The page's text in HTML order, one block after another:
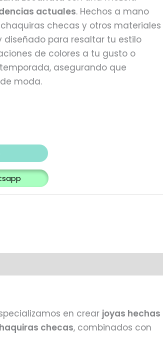
actuales. Hechos a mano
chaquiras checas y otros materiales
para resaltar tu estilo
de colores a tu gusto o
asegurando que
moda.
en crear joyas hechas
checas, combinados con